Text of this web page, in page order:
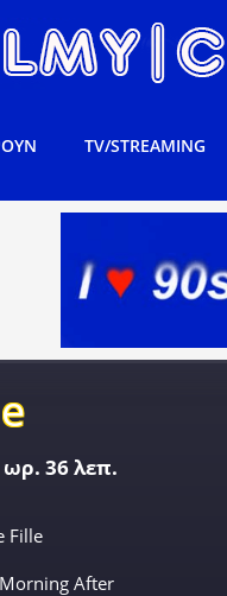
TV/STREAMING
ωρ. 36 λεπ.
Fille
After